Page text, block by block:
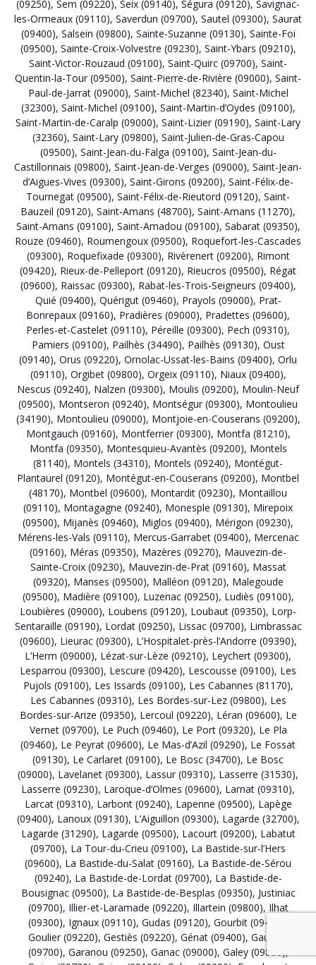
(09250), Sem (09220), Seix (09140), Ségura (09120), Savignac-
les-Ormeaux (09110), Saverdun (09700), Sautel (09300), Saurat
(09400), Salsein (09800), Sainte-Suzanne (09130), Sainte-Foi
(09500), Sainte-Croix-Volvestre (09230), Saint-Ybars (09210),
Saint-Victor-Rouzaud (09100), Saint-Quirc (09700), Saint-
Quentin-la-Tour (09500), Saint-Pierre-de-Rivière (09000), Saint-
Paul-de-Jarrat (09000), Saint-Michel (82340), Saint-Michel
(32300), Saint-Michel (09100), Saint-Martin-d’Oydes (09100),
Saint-Martin-de-Caralp (09000), Saint-Lizier (09190), Saint-Lary
(32360), Saint-Lary (09800), Saint-Julien-de-Gras-Capou
(09500), Saint-Jean-du-Falga (09100), Saint-Jean-du-
Castillonnais (09800), Saint-Jean-de-Verges (09000), Saint-Jean-
d’Aigues-Vives (09300), Saint-Girons (09200), Saint-Félix-de-
Tournegat (09500), Saint-Félix-de-Rieutord (09120), Saint-
Bauzeil (09120), Saint-Amans (48700), Saint-Amans (11270),
Saint-Amans (09100), Saint-Amadou (09100), Sabarat (09350),
Rouze (09460), Roumengoux (09500), Roquefort-les-Cascades
(09300), Roquefixade (09300), Rivèrenert (09200), Rimont
(09420), Rieux-de-Pelleport (09120), Rieucros (09500), Régat
(09600), Raissac (09300), Rabat-les-Trois-Seigneurs (09400),
Quié (09400), Quérigut (09460), Prayols (09000), Prat-
Bonrepaux (09160), Pradières (09000), Pradettes (09600),
Perles-et-Castelet (09110), Péreille (09300), Pech (09310),
Pamiers (09100), Pailhès (34490), Pailhès (09130), Oust
(09140), Orus (09220), Ornolac-Ussat-les-Bains (09400), Orlu
(09110), Orgibet (09800), Orgeix (09110), Niaux (09400),
Nescus (09240), Nalzen (09300), Moulis (09200), Moulin-Neuf
(09500), Montseron (09240), Montségur (09300), Montoulieu
(34190), Montoulieu (09000), Montjoie-en-Couserans (09200),
Montgauch (09160), Montferrier (09300), Montfa (81210),
Montfa (09350), Montesquieu-Avantès (09200), Montels
(81140), Montels (34310), Montels (09240), Montégut-
Plantaurel (09120), Montégut-en-Couserans (09200), Montbel
(48170), Montbel (09600), Montardit (09230), Montaillou
(09110), Montagagne (09240), Monesple (09130), Mirepoix
(09500), Mijanès (09460), Miglos (09400), Mérigon (09230),
Mérens-les-Vals (09110), Mercus-Garrabet (09400), Mercenac
(09160), Méras (09350), Mazères (09270), Mauvezin-de-
Sainte-Croix (09230), Mauvezin-de-Prat (09160), Massat
(09320), Manses (09500), Malléon (09120), Malegoude
(09500), Madière (09100), Luzenac (09250), Ludiès (09100),
Loubières (09000), Loubens (09120), Loubaut (09350), Lorp-
Sentaraille (09190), Lordat (09250), Lissac (09700), Limbrassac
(09600), Lieurac (09300), L’Hospitalet-près-l’Andorre (09390),
L’Herm (09000), Lézat-sur-Lèze (09210), Leychert (09300),
Lesparrou (09300), Lescure (09420), Lescousse (09100), Les
Pujols (09100), Les Issards (09100), Les Cabannes (81170),
Les Cabannes (09310), Les Bordes-sur-Lez (09800), Les
Bordes-sur-Arize (09350), Lercoul (09220), Léran (09600), Le
Vernet (09700), Le Puch (09460), Le Port (09320), Le Pla
(09460), Le Peyrat (09600), Le Mas-d’Azil (09290), Le Fossat
(09130), Le Carlaret (09100), Le Bosc (34700), Le Bosc
(09000), Lavelanet (09300), Lassur (09310), Lasserre (31530),
Lasserre (09230), Laroque-d’Olmes (09600), Larnat (09310),
Larcat (09310), Larbont (09240), Lapenne (09500), Lapège
(09400), Lanoux (09130), L’Aiguillon (09300), Lagarde (32700),
Lagarde (31290), Lagarde (09500), Lacourt (09200), Labatut
(09700), La Tour-du-Crieu (09100), La Bastide-sur-l’Hers
(09600), La Bastide-du-Salat (09160), La Bastide-de-Sérou
(09240), La Bastide-de-Lordat (09700), La Bastide-de-
Bousignac (09500), La Bastide-de-Besplas (09350), Justiniac
(09700), Illier-et-Laramade (09220), Illartein (09800), Ilhat
(09300), Ignaux (09110), Gudas (09120), Gourbit (09400)
Goulier (09220), Gestiès (09220), Génat (09400), Gaudiès
(09700), Garanou (09250), Ganac (09000), Galey (09800),